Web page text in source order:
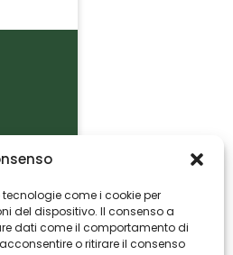
tecnologie come i cookie per
del dispositivo. Il consenso a
dati come il comportamento di
o ritirare il consenso